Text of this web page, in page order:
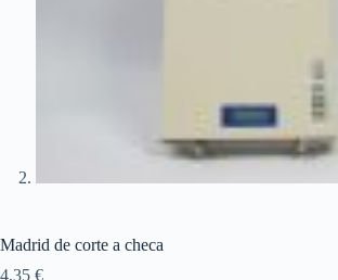
Madrid de corte a checa
4,35 €